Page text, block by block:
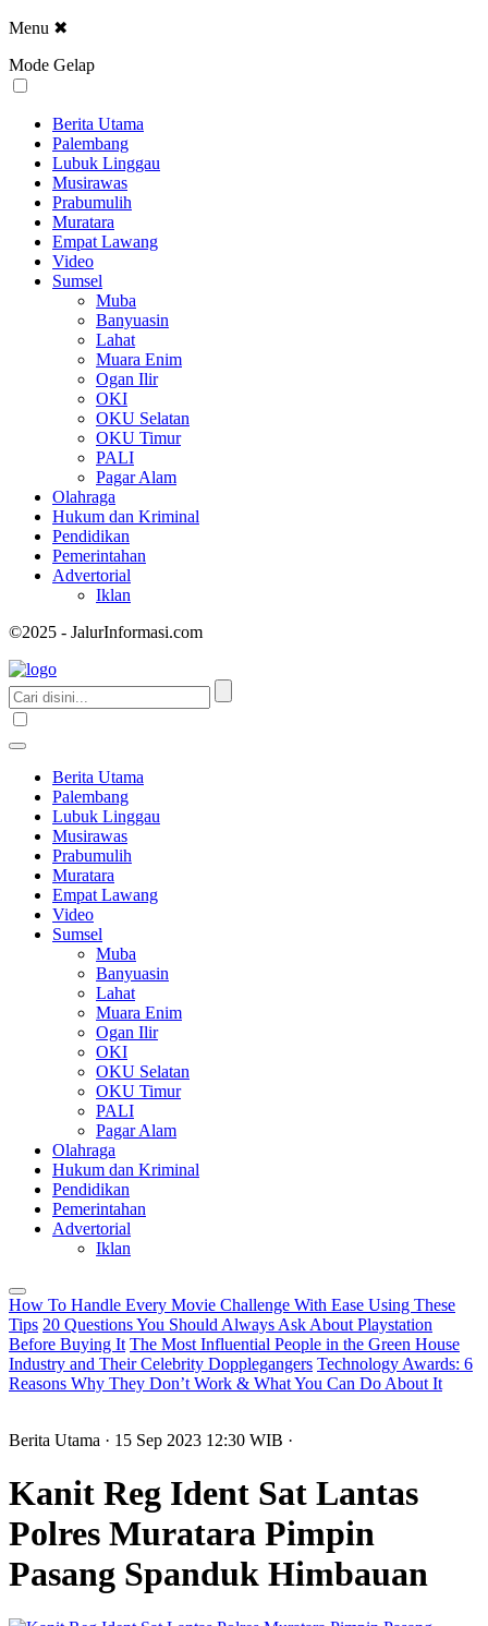
Menu ✖
Mode Gelap
Berita Utama
Palembang
Lubuk Linggau
Musirawas
Prabumulih
Muratara
Empat Lawang
Video
Sumsel
Muba
Banyuasin
Lahat
Muara Enim
Ogan Ilir
OKI
OKU Selatan
OKU Timur
PALI
Pagar Alam
Olahraga
Hukum dan Kriminal
Pendidikan
Pemerintahan
Advertorial
Iklan
©2025 - JalurInformasi.com
Berita Utama
Palembang
Lubuk Linggau
Musirawas
Prabumulih
Muratara
Empat Lawang
Video
Sumsel
Muba
Banyuasin
Lahat
Muara Enim
Ogan Ilir
OKI
OKU Selatan
OKU Timur
PALI
Pagar Alam
Olahraga
Hukum dan Kriminal
Pendidikan
Pemerintahan
Advertorial
Iklan
How To Handle Every Movie Challenge With Ease Using These
Tips 20 Questions You Should Always Ask About Playstation
Before Buying It The Most Influential People in the Green House
Industry and Their Celebrity Dopplegangers Technology Awards: 6
Reasons Why They Don’t Work & What You Can Do About It
Berita Utama · 15 Sep 2023 12:30 WIB ·
Kanit Reg Ident Sat Lantas
Polres Muratara Pimpin
Pasang Spanduk Himbauan